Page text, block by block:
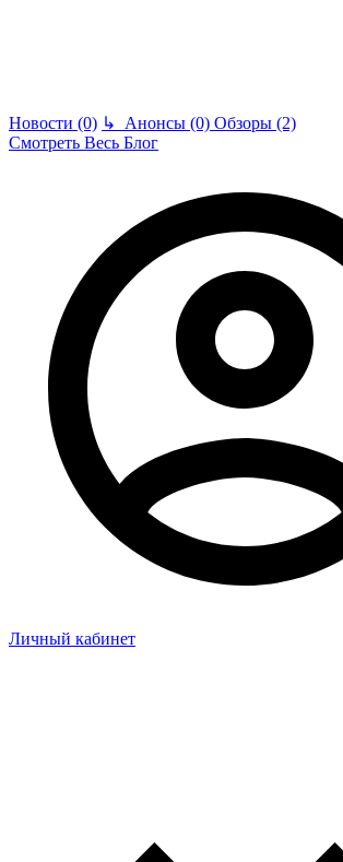
Новости (0) ↳ Анонсы (0) Обзоры (2)
Смотреть Весь Блог
Личный кабинет